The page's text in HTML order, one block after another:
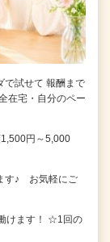
試せて 報酬まで
在宅・自分のペー
円～5,000
す♪ お気軽にご
けます！ ☆1回の